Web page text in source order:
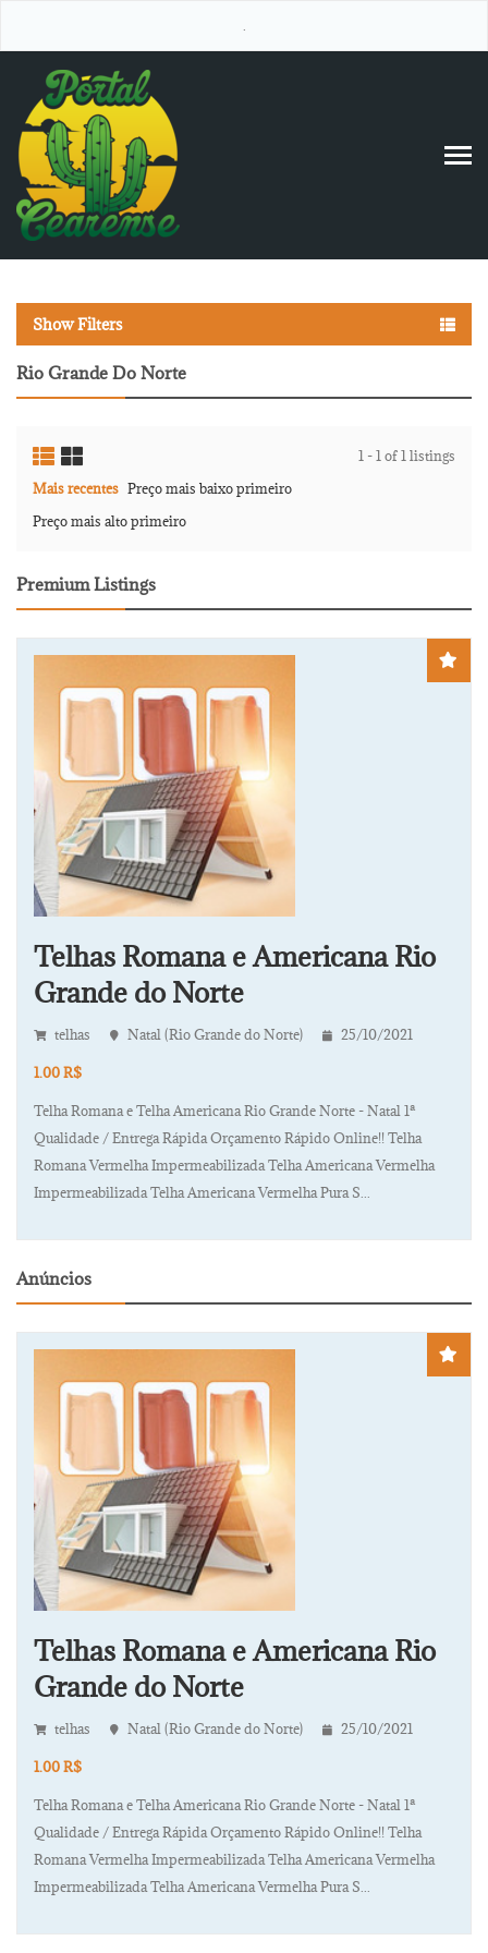
Show Filters
Rio Grande Do Norte
1 - 1 of 1 listings
Mais recentes Preço mais baixo primeiro
Preço mais alto primeiro
Premium Listings
Telhas Romana e Americana Rio
Grande do Norte
telhas Natal (Rio Grande do Norte) 25/10/2021
1.00 R$
Telha Romana e Telha Americana Rio Grande Norte - Natal 1ª
Qualidade / Entrega Rápida Orçamento Rápido Online!! Telha
Romana Vermelha Impermeabilizada Telha Americana Vermelha
Impermeabilizada Telha Americana Vermelha Pura S...
Anúncios
Telhas Romana e Americana Rio
Grande do Norte
telhas Natal (Rio Grande do Norte) 25/10/2021
1.00 R$
Telha Romana e Telha Americana Rio Grande Norte - Natal 1ª
Qualidade / Entrega Rápida Orçamento Rápido Online!! Telha
Romana Vermelha Impermeabilizada Telha Americana Vermelha
Impermeabilizada Telha Americana Vermelha Pura S...